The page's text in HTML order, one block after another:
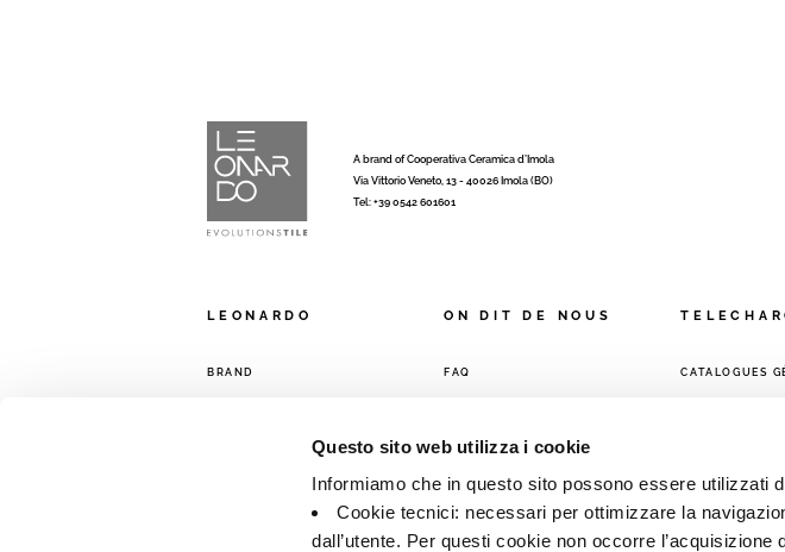
Questo sito web utilizza i cookie
Informiamo che in questo sito possono essere utilizzati
Cookie tecnici: necessari per ottimizzare la
dall’utente. Per questi cookie non occorre l’acquisizione
A brand of Cooperativa Ceramica d’Imola
Via Vittorio Veneto, 13 - 40026 Imola (BO)
Tel: +39 0542 601601
LEONARDO
BRAND
ON DIT DE NOUS
FAQ CATALOGUES